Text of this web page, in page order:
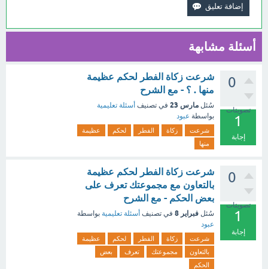
أسئلة مشابهة
0
تصويتات
1
إجابة
شرعت زكاة الفطر لحكم عظيمة
منها . ؟ - مع الشرح
سُئل مارس 23 في تصنيف أسئلة تعليمية
بواسطة عبود
شرعت زكاة الفطر لحكم
عظيمة
منها
0
تصويتات
1
إجابة
شرعت زكاة الفطر لحكم عظيمة
بالتعاون مع مجموعتك تعرف على
بعض الحكم - مع الشرح
سُئل فبراير 8 في تصنيف أسئلة تعليمية بواسطة
عبود
شرعت زكاة الفطر لحكم
عظيمة
بالتعاون
مجموعتك تعرف
بعض
الحكم